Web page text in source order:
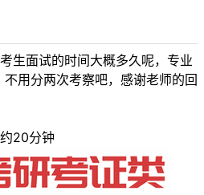
生面试的时间大概多久呢，专业
用分两次考察吧，感谢老师的回
20分钟